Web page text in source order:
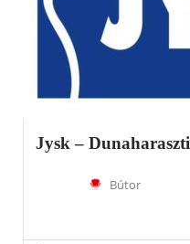
Jysk – Dunaharaszti
Bútor